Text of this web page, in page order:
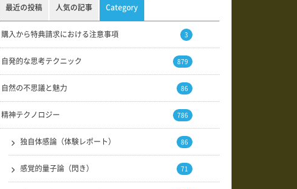
最近の投稿 人気の記事 Category
購入から特典請求における注意事項 3
自発的な思考テクニック 879
自然の不思議と魅力 86
精神テクノロジー 786
独自体感論（体験レポート） 86
感覚的量子論（閃き） 71